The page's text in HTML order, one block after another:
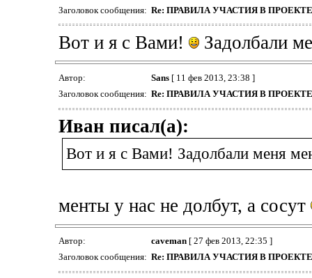
Заголовок сообщения: Re: ПРАВИЛА УЧАСТИЯ В
Вот и я с Вами! Задолбали
Автор: Sans[ 11 фев 2013, 23:38 ]
Заголовок сообщения: Re: ПРАВИЛА УЧАСТИЯ В
Иван писал(а):
Вот и я с Вами! Задолбали меня
менты у нас не долбут, а сосут
Автор: caveman[ 27 фев 2013, 22:35 ]
Заголовок сообщения: Re: ПРАВИЛА УЧАСТИЯ В